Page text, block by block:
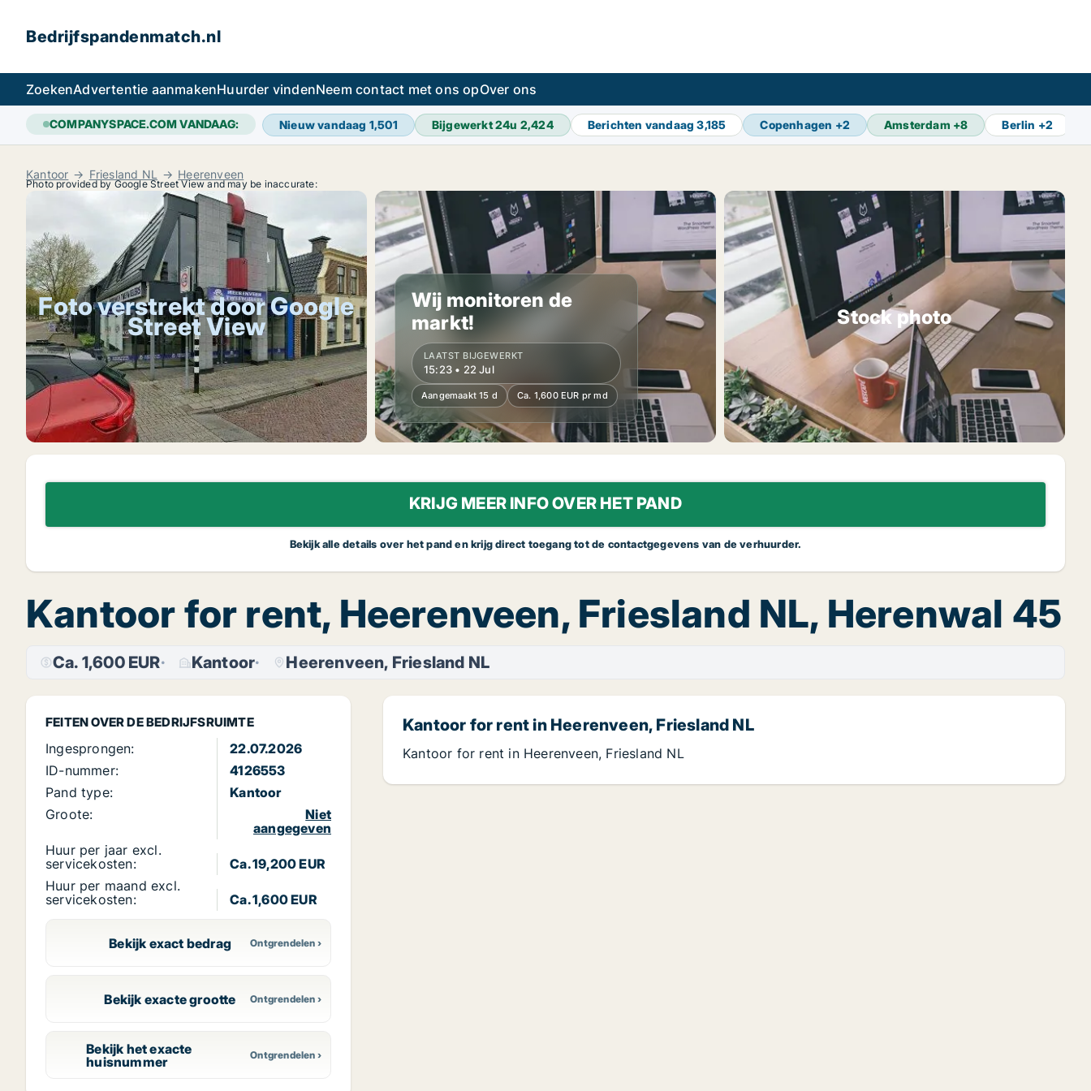
Bedrijfspandenmatch.nl
ZoekenAdvertentie aanmakenHuurder vindenNeem contact met ons opOver ons
COMPANYSPACE.COM VANDAAG: Nieuw vandaag 1,501 Bijgewerkt 24u 2,424 Berichten vandaag3,185 Copenhagen +2 Amsterdam +8 Berlin +2
Kantoor Friesland NL Heerenveen
Photo provided by Google Street View and may be inaccurate:
Foto verstrekt door Google
Street View
Wij monitoren de
markt!
LAATST BIJGEWERKT
15:23 • 22 Jul
Aangemaakt 15 d Ca. 1,600 EUR pr md
Stock photo
KRIJG MEER INFO OVER HET PAND
Bekijk alle details over het pand en krijg direct toegang tot de contactgegevens van de verhuurder.
Kantoor for rent, Heerenveen, Friesland NL, Herenwal 45
Ca. 1,600 EUR Kantoor Heerenveen, Friesland NL
FEITEN OVER DE BEDRIJFSRUIMTE
Ingesprongen:
22.07.2026
ID-nummer:
4126553
Pand type:
Kantoor
Groote:
Niet
aangegeven
Huur per jaar excl.
servicekosten:
Ca. 19,200 EUR
Huur per maand excl.
servicekosten:
Ca. 1,600 EUR
Bekijk exact bedrag
Bekijk exacte grootte
Bekijk het exacte
huisnummer
Kantoor for rent in Heerenveen, Friesland NL
Kantoor for rent in Heerenveen, Friesland NL